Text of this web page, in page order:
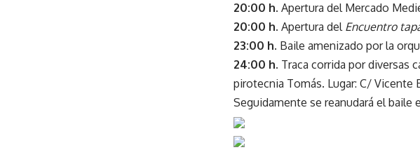
20:00 h. Apertura del Mercado
20:00 h. Apertura del Encuentro
23:00 h. Baile amenizado por la
24:00 h. Traca corrida por diversas
pirotecnia Tomás. Lugar: C/ Vicente
Seguidamente se reanudará el baile